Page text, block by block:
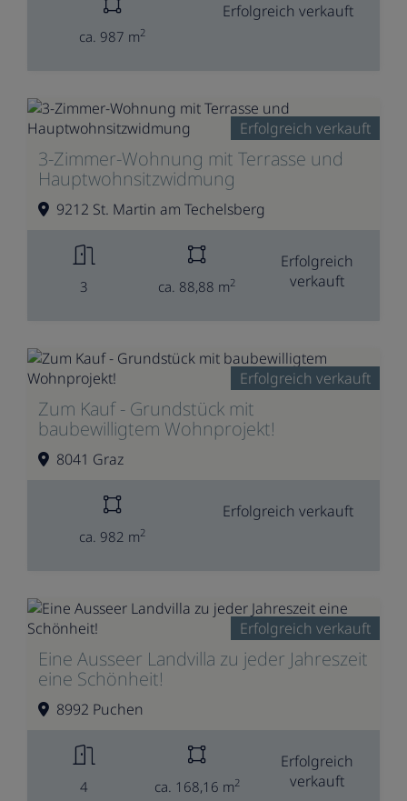
ca. 987 m2
Erfolgreich verkauft
Erfolgreich verkauft
3-Zimmer-Wohnung mit Terrasse und
Hauptwohnsitzwidmung
9212 St. Martin am Techelsberg
3 ca. 88,88 m2
Erfolgreich
verkauft
Erfolgreich verkauft
Zum Kauf - Grundstück mit
baubewilligtem Wohnprojekt!
8041 Graz
ca. 982 m2
Erfolgreich verkauft
Erfolgreich verkauft
Eine Ausseer Landvilla zu jeder Jahreszeit
eine Schönheit!
8992 Puchen
4 ca. 168,16 m2
Erfolgreich
verkauft